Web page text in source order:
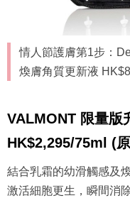
情人節護膚第1步：
煥膚角質更新液
VALMONT 限量版
HK$2,295/75ml (
結合乳霜的幼滑觸感及
激活細胞更生，瞬間消